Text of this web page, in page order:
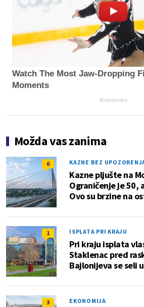
Watch The Most Jaw‑Dropping
Moments
Brainberries
Možda vas zanima
6 KAZNE BEZ
Kazne pljušte na
Ograničenje je 50,
Ovo su brzine na
1 ISPLATA PRI KRAJU
Pri kraju isplata
Staklenac pred
Bajlonijeva se seli
3 EKONOMIJA